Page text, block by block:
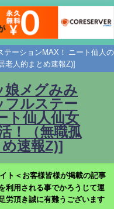
テーションMAX！ ニート仙人の
老人的まとめ速報Z)]
娘メグみみ
フルステー
ト仙人仙女
！（無職孤
速報Z)]
ト＜お客様皆様が掲載の記事
利用される事でかろうじて運
労頂き誠に有難うございます